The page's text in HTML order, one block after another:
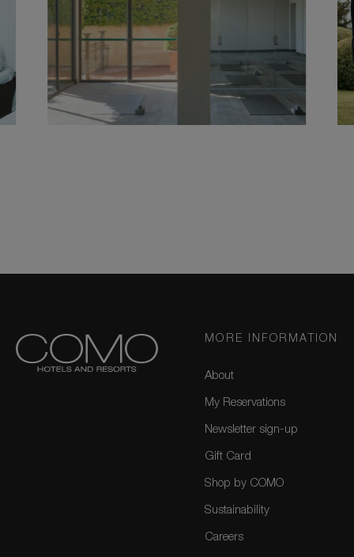
MORE INFORMATION
About
My Reservations
Newsletter sign-up
Gift Card
Shop by COMO
Sustainability
Careers